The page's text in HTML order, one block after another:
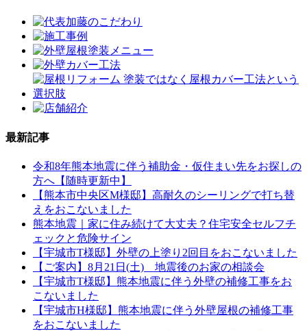
最新記事
令和8年熊本地震に伴う補助金・仮住まい先をお探しの
方へ【随時更新中】
【熊本市中央区M様邸】高耐久のシーリングで打ち替
えをおこないました
熊本地震｜家に住み続けて大丈夫？住宅安全セルフチ
ェックと危険サイン
【宇城市T様邸】外壁の上塗り2回目をおこないました
【ご案内】8月21日(土) 地震後のお家の相談会
【宇城市T様邸】熊本地震に伴う外壁の補修工事をお
こないました
【宇城市H様邸】熊本地震に伴う外壁屋根の補修工事
をおこないました